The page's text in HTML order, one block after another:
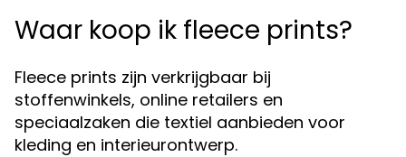
Waar koop ik fleece prints?
Fleece prints zijn verkrijgbaar bij
stoffenwinkels, online retailers en
speciaalzaken die textiel aanbieden voor
kleding en interieurontwerp.